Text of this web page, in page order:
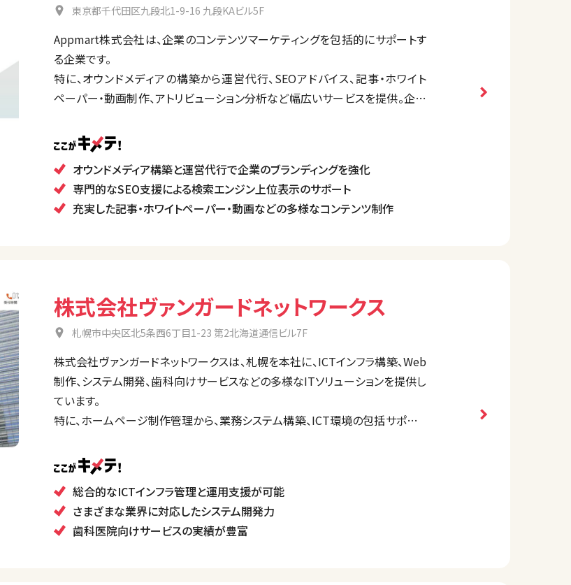
東京都千代田区九段北1-9-16 九段KAビル5F
Appmart株式会社は、企業のコンテンツマーケティングを包括的にサポートす
る企業です。
特に、オウンドメディアの構築から運営代行、SEOアドバイス、記事・ホワイト
ペーパー・動画制作、アトリビューション分析など幅広いサービスを提供。企業
るためのコンテンツ戦略に重点を置いています。
市場の変化に即した最新の戦略を提供し、クライアントのリーチとブランド価値
を向上させることを目指しています。
オウンドメディア構築と運営代行で企業のブランディングを強化
専門的なSEO支援による検索エンジン上位表示のサポート
充実した記事・ホワイトペーパー・動画などの多様なコンテンツ制作
株式会社ヴァンガードネットワークス
札幌市中央区北5条西6丁目1-23 第2北海道通信ビル7F
株式会社ヴァンガードネットワークスは、札幌を本社に、ICTインフラ構築、Web
制作、システム開発、歯科向けサービスなどの多様なITソリューションを提供し
ています。
特に、ホームページ制作管理から、業務システム構築、ICT環境の包括サポート
ンタルアクセス」など特定業界向けのサービス展開も強みとしています。
総合的なICTインフラ管理と運用支援が可能
さまざまな業界に対応したシステム開発力
歯科医院向けサービスの実績が豊富